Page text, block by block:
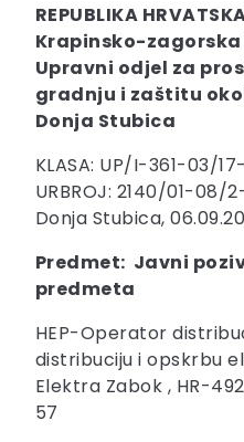
REPUBLIKA
Krapinsko-
Upravni odjel za
gradnju i zaštitu
Donja Stubica
KLASA: UP/I-361-03/
URBROJ: 2140/01-08/
Donja Stubica,
Predmet: Javni
predmeta
HEP-Operator
distribuciju i opskrbu
Elektra Zabok , HR-
57